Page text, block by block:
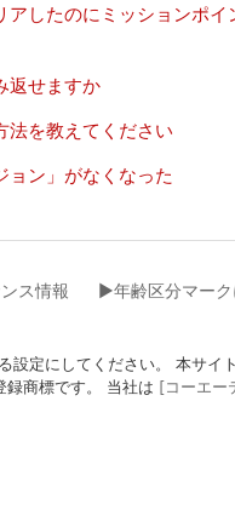
したのにミッションポ
返せますか
法を教えてください
ョン」がなくなった
ス情報
▶︎年齢区分マーク
定にしてください。 本サイ
録商標です。 当社は [コーエー